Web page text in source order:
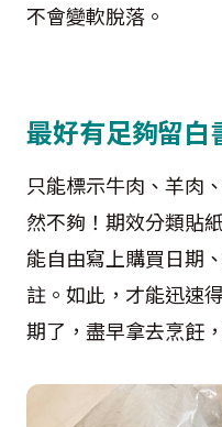
不會變軟脫落。
最好有足夠留白
只能標示牛肉、羊肉
然不夠！期效分類貼
能自由寫上購買日期
註。如此，才能迅速
期了，盡早拿去烹飪